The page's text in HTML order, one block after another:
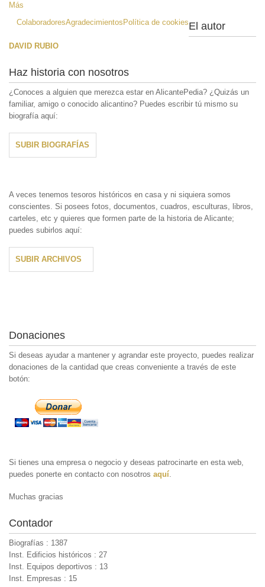
Más
ColaboradoresAgradecimientosPolítica de cookiesEl autor
DAVID RUBIO
Haz historia con nosotros
¿Conoces a alguien que merezca estar en AlicantePedia? ¿Quizás un
familiar, amigo o conocido alicantino? Puedes escribir tú mismo su
biografía aquí:
SUBIR BIOGRAFÍAS
A veces tenemos tesoros históricos en casa y ni siquiera somos
conscientes. Si posees fotos, documentos, cuadros, esculturas, libros,
carteles, etc y quieres que formen parte de la historia de Alicante;
puedes subirlos aquí:
SUBIR ARCHIVOS
Donaciones
Si deseas ayudar a mantener y agrandar este proyecto, puedes realizar
donaciones de la cantidad que creas conveniente a través de este
botón:
Si tienes una empresa o negocio y deseas patrocinarte en esta web,
puedes ponerte en contacto con nosotros aquí
Muchas gracias
Contador
Biografías : 1387
Inst. Edificios históricos : 27
Inst. Equipos deportivos : 13
Inst. Empresas : 15